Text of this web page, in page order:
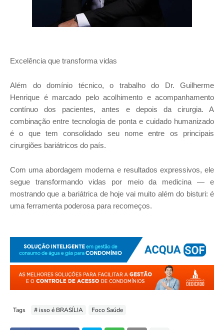
Excelência que transforma vidas
Além do domínio técnico, o trabalho do Dr. Guilherme
Henrique é marcado pelo acolhimento e acompanhamento
contínuo dos pacientes, antes e depois da cirurgia. A
combinação entre tecnologia de ponta e cuidado humanizado
é o que tem consolidado seu nome entre os principais
cirurgiões bariátricos do país.
Com uma abordagem moderna e resultados expressivos, ele
segue transformando vidas por meio da medicina — e
mostrando que a bariátrica de hoje vai muito além do bisturi: é
uma ferramenta poderosa para recomeços.
Tags # isso é BRASÍLIA Foco Saúde